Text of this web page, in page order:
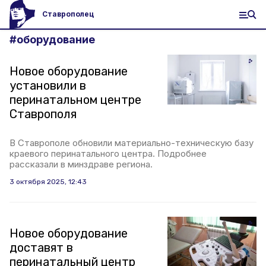
Ставрополец
#оборудование
Новое оборудование
установили в
перинатальном центре
Ставрополя
В Ставрополе обновили материально-техническую базу
краевого перинатального центра. Подробнее
рассказали в минздраве региона.
3 октября 2025, 12:43
Новое оборудование
доставят в
перинатальный центр